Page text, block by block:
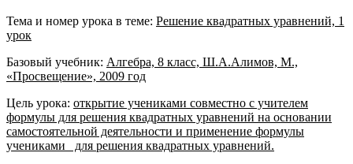
Тема и номер урока в теме: Решение квадратных уравнений, 1
урок
Базовый учебник: Алгебра, 8 класс, Ш.А.Алимов, М.,
«Просвещение», 2009 год
Цель урока: открытие учениками совместно с учителем
формулы для решения квадратных уравнений на основании
самостоятельной деятельности и применение формулы
учениками для решения квадратных уравнений.